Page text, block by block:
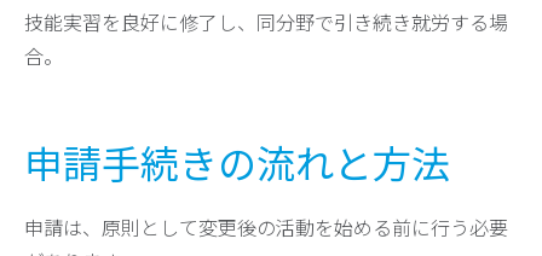
技能実習を良好に修了し、同分野で引き続き就労する場
合。
申請手続きの流れと方法
申請は、原則として変更後の活動を始める前に行う必要